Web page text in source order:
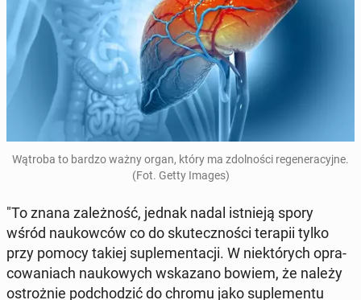
Wątroba to bardzo ważny organ, który ma zdol­no­ści re­ge­ne­ra­cyj­ne.
(Fot. Getty Images)
"To znana za­leż­ność, jednak nadal ist­nie­ją spory
wśród na­ukow­ców co do sku­tecz­no­ści terapii tylko
przy pomocy takiej su­ple­men­ta­cji. W nie­któ­rych opra­
co­wa­niach na­uko­wych wska­za­no bowiem, że należy
ostroż­nie pod­cho­dzić do chromu jako su­ple­men­tu